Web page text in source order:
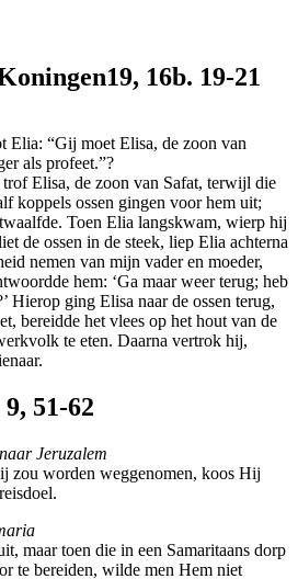
16b. 19-21
Elia: “Gij moet Elisa, de zoon van
als profeet.”?
Elisa, de zoon van Safat, terwijl die
koppels ossen gingen voor hem uit;
Toen Elia langskwam, wierp hij
de ossen in de steek, liep Elia achterna
nemen van mijn vader en moeder,
hem: ‘Ga maar weer terug; heb
Hierop ging Elisa naar de ossen terug,
bereidde het vlees op het hout van de
te eten. Daarna vertrok hij,
51-62
Jeruzalem
zou worden weggenomen, koos Hij
maar toen die in een Samaritaans dorp
te bereiden, wilde men Hem niet